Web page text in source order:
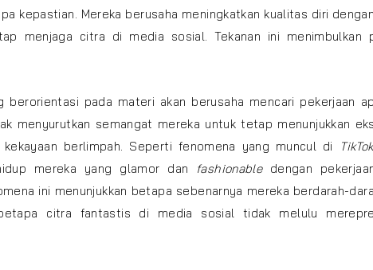
kepastian. Mereka berusaha meningkatkan kualitas diri dengan
menjaga citra di media sosial. Tekanan ini menimbulkan
berorientasi pada materi akan berusaha mencari pekerjaan
menyurutkan semangat mereka untuk tetap menunjukkan
berlimpah. Seperti fenomena yang muncul di
TikTok
mereka yang glamor dan
fashionabledengan
ini menunjukkan betapa sebenarnya mereka berdarah-
citra fantastis di media sosial tidak melulu